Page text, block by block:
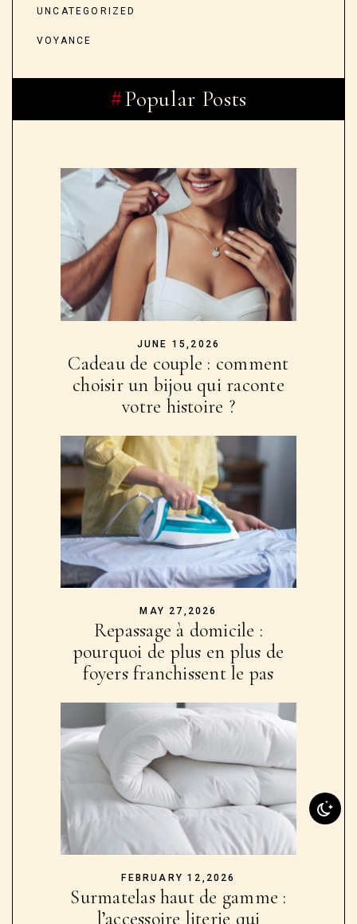
UNCATEGORIZED
VOYANCE
Popular Posts
JUNE 15,2026
Cadeau de couple : comment
choisir un bijou qui raconte
votre histoire ?
MAY 27,2026
Repassage à domicile :
pourquoi de plus en plus de
foyers franchissent le pas
FEBRUARY 12,2026
Surmatelas haut de gamme :
l’accessoire literie qui